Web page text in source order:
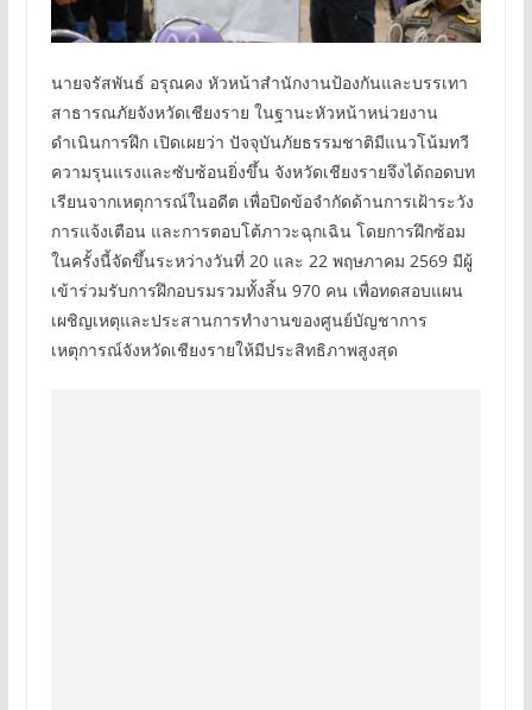
นายจรัสพันธ์ อรุณคง หัวหน้าสำนักงานป้องกันและบรรเทา
สาธารณภัยจังหวัดเชียงราย ในฐานะหัวหน้าหน่วยงาน
ดำเนินการฝึก เปิดเผยว่า ปัจจุบันภัยธรรมชาติมีแนวโน้มทวี
ความรุนแรงและซับซ้อนยิ่งขึ้น จังหวัดเชียงรายจึงได้ถอดบท
เรียนจากเหตุการณ์ในอดีต เพื่อปิดข้อจำกัดด้านการเฝ้าระวัง
การแจ้งเตือน และการตอบโต้ภาวะฉุกเฉิน โดยการฝึกซ้อม
ในครั้งนี้จัดขึ้นระหว่างวันที่ 20 และ 22 พฤษภาคม 2569 มีผู้
เข้าร่วมรับการฝึกอบรมรวมทั้งสิ้น 970 คน เพื่อทดสอบแผน
เผชิญเหตุและประสานการทำงานของศูนย์บัญชาการ
เหตุการณ์จังหวัดเชียงรายให้มีประสิทธิภาพสูงสุด